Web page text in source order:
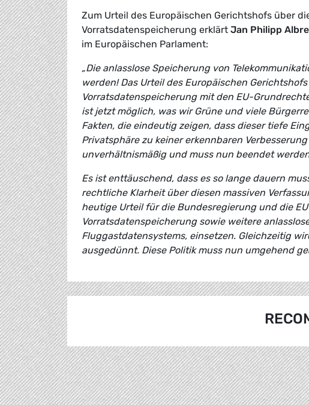
Zum Urteil des Europäischen Gerichtshofs über
Vorratsdatenspeicherung erklärt Jan Philipp
im Europäischen Parlament:
„Die anlasslose Speicherung von
werden! Das Urteil des Europäischen
Vorratsdatenspeicherung mit den EU-
ist jetzt möglich, was wir Grüne und viele
Fakten, die eindeutig zeigen, dass dieser tiefe
Privatsphäre zu keiner erkennbaren
unverhältnismäßig und muss nun beendet
Es ist enttäuschend, dass es so lange dauern
rechtliche Klarheit über diesen massiven
heutige Urteil für die Bundesregierung und die
Vorratsdatenspeicherung sowie weitere
Fluggastdatensystems, einsetzen. Gleichzeitig
ausgedünnt. Diese Politik muss nun umgehend